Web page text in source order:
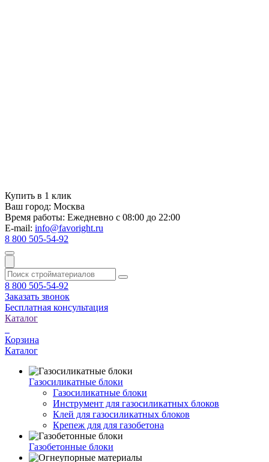
Купить в 1 клик
Ваш город: Москва
Время работы: Ежедневно с 08:00 до 22:00
E-mail: info@favoright.ru
8 800 505-54-92
8 800 505-54-92
Заказать звонок
Бесплатная консультация
Каталог
Корзина
Каталог
Газосиликатные блоки
Газосиликатные блоки
Инструмент для газосиликатных блоков
Клей для газосиликатных блоков
Крепеж для для газобетона
Газобетонные блоки